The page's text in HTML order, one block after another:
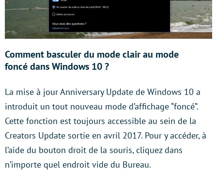
Comment basculer du mode clair au mode
foncé dansWindows 10 ?
La mise à jour Anniversary Update de Windows 10 a
introduit un tout nouveau mode d’affichage “foncé”.
Cette fonction est toujours accessible au sein de la
Creators Update sortie en avril 2017. Pour y accéder, à
l’aide du bouton droit de la souris, cliquez dans
n’importe quel endroit vide du Bureau.